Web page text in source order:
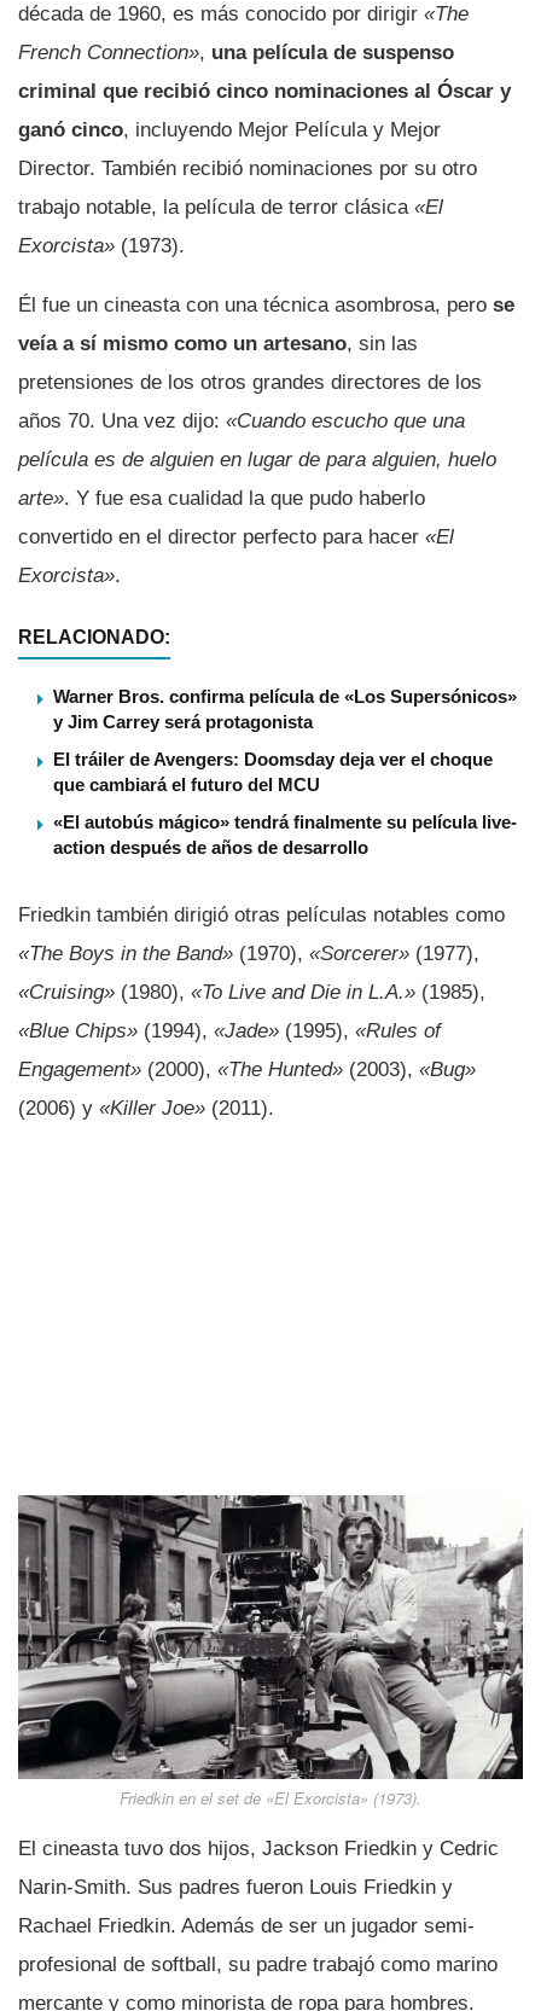
década de 1960, es más conocido por dirigir «The
French Connection», una película de suspenso
criminal que recibió cinco nominaciones al Óscar y
ganó cinco, incluyendo Mejor Película y Mejor
Director. También recibió nominaciones por su otro
trabajo notable, la película de terror clásica «El
Exorcista» (1973).
Él fue un cineasta con una técnica asombrosa, pero se
veía a sí mismo como un artesano, sin las
pretensiones de los otros grandes directores de los
años 70. Una vez dijo: «Cuando escucho que una
película es de alguien en lugar de para alguien, huelo
arte». Y fue esa cualidad la que pudo haberlo
convertido en el director perfecto para hacer «El
Exorcista».
RELACIONADO:
Warner Bros. confirma película de «Los Supersónicos»
y Jim Carrey será protagonista
El tráiler de Avengers: Doomsday deja ver el choque
que cambiará el futuro del MCU
«El autobús mágico» tendrá finalmente su película live-
action después de años de desarrollo
Friedkin también dirigió otras películas notables como
«The Boys in the Band» (1970), «Sorcerer» (1977),
«Cruising» (1980), «To Live and Die in L.A.» (1985),
«Blue Chips» (1994), «Jade» (1995), «Rules of
Engagement» (2000), «The Hunted» (2003), «Bug»
(2006) y «Killer Joe» (2011).
Friedkin en el set de «El Exorcista» (1973).
El cineasta tuvo dos hijos, Jackson Friedkin y Cedric
Narin-Smith. Sus padres fueron Louis Friedkin y
Rachael Friedkin. Además de ser un jugador semi-
profesional de softball, su padre trabajó como marino
mercante y como minorista de ropa para hombres.